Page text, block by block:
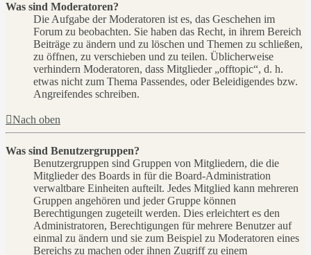
Was sind Moderatoren?
Die Aufgabe der Moderatoren ist es, das Geschehen im
Forum zu beobachten. Sie haben das Recht, in ihrem Bereich
Beiträge zu ändern und zu löschen und Themen zu schließen,
zu öffnen, zu verschieben und zu teilen. Üblicherweise
verhindern Moderatoren, dass Mitglieder „offtopic“, d. h.
etwas nicht zum Thema Passendes, oder Beleidigendes bzw.
Angreifendes schreiben.
Nach oben
Was sind Benutzergruppen?
Benutzergruppen sind Gruppen von Mitgliedern, die die
Mitglieder des Boards in für die Board-Administration
verwaltbare Einheiten aufteilt. Jedes Mitglied kann mehreren
Gruppen angehören und jeder Gruppe können
Berechtigungen zugeteilt werden. Dies erleichtert es den
Administratoren, Berechtigungen für mehrere Benutzer auf
einmal zu ändern und sie zum Beispiel zu Moderatoren eines
Bereichs zu machen oder ihnen Zugriff zu einem